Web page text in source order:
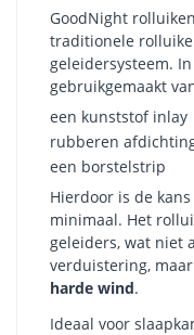
GoodNight
traditionele
geleidersysteem.
gebruikgemaakt
een kunststof inlay
rubberen
een borstelstrip
Hierdoor is de
minimaal. Het
geleiders, wat niet
verduistering,
harde wind.
Ideaal voor